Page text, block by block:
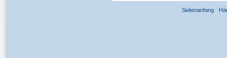
Seitenanfang